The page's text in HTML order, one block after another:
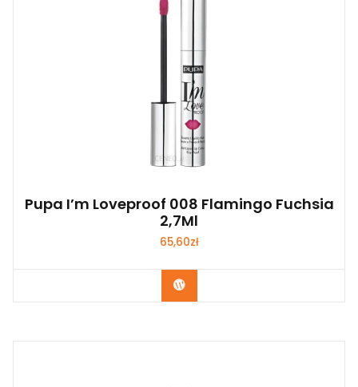
Pupa I’m Loveproof 008 Flamingo Fuchsia
2,7Ml
65,60zł
Zobacz